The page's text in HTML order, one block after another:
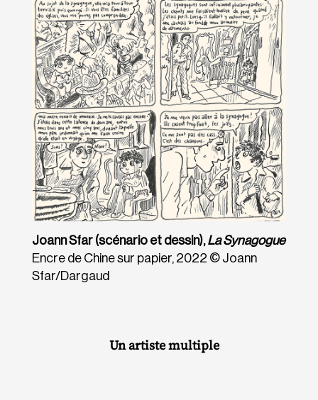
Joann Sfar (scénario et dessin),La Synagogue
Encre de Chine sur papier, 2022 © Joann
Sfar/​Dargaud
Un artiste multiple